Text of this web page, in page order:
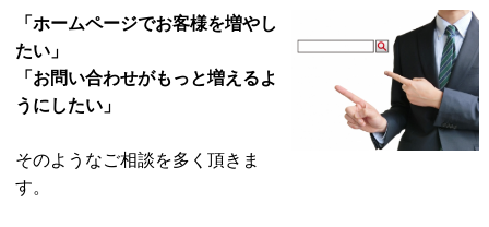
「ホームページでお客様を増やし
たい」
「お問い合わせがもっと増えるよ
うにしたい」
そのようなご相談を多く頂きま
す。